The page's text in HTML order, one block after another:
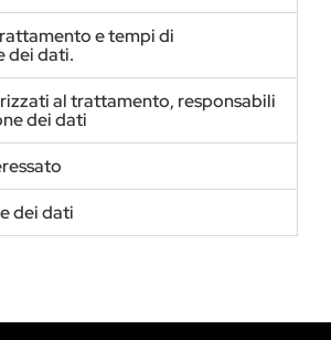
e tempi di
dei dati.
al trattamento, responsabili
dei dati
dei dati